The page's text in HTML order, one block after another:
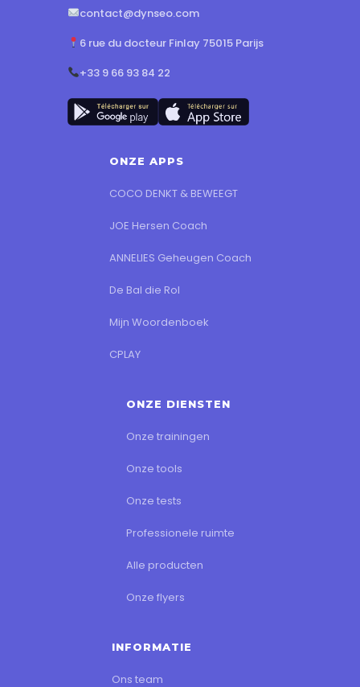
contact@dynseo.com
6 rue du docteur Finlay 75015 Parijs
+33 9 66 93 84 22
ONZE APPS
COCO DENKT & BEWEEGT
JOE Hersen Coach
ANNELIES Geheugen Coach
De Bal die Rol
Mijn Woordenboek
CPLAY
ONZE DIENSTEN
Onze trainingen
Onze tools
Onze tests
Professionele ruimte
Alle producten
Onze flyers
INFORMATIE
Ons team